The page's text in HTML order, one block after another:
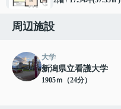
周辺施設
大学
新潟県立看護大学
1905ｍ（24分）